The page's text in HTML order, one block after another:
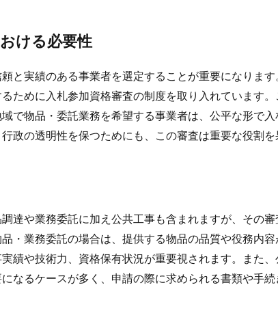
ける必要性
と実績のある事業者を選定することが重要になりま
ために入札参加資格審査の制度を取り入れています。
で物品・委託業務を希望する事業者は、公平な形で
政の透明性を保つためにも、この審査は重要な役割を
達や業務委託に加え公共工事も含まれますが、その審
・業務委託の場合は、提供する物品の品質や役務内
績や技術力、資格保有状況が重要視されます。また
なるケースが多く、申請の際に求められる書類や手